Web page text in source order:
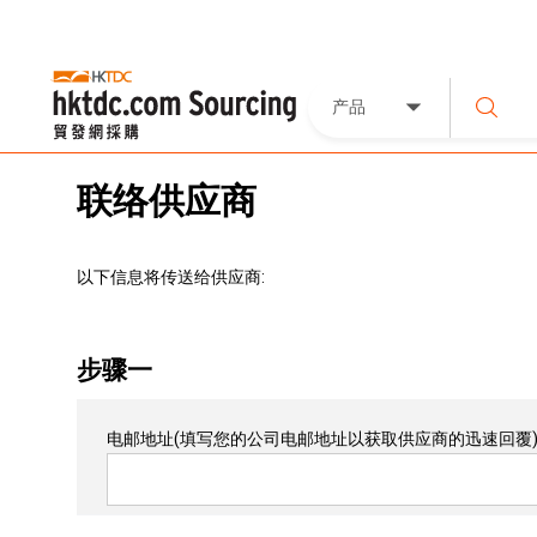
产品
联络供应商
以下信息将传送给供应商:
步骤一
电邮地址(填写您的公司电邮地址以获取供应商的迅速回覆)